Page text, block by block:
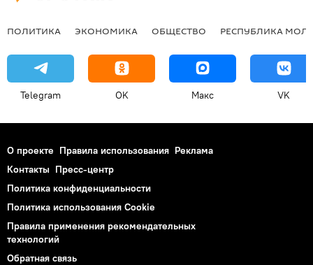
ПОЛИТИКА ЭКОНОМИКА ОБЩЕСТВО РЕСПУБЛИКА
Telegram OK Макс VK
О проекте Правила использования Реклама
Контакты Пресс-центр
Политика конфиденциальности
Политика использования Cookie
Правила применения рекомендательных
технологий
Обратная связь